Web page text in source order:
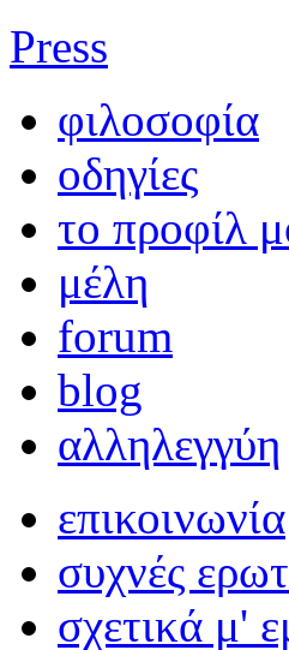
Press
φιλοσοφία
οδηγίες
το προφίλ
μέλη
forum
blog
αλληλεγγύη
επικοινωνία
συχνές
σχετικά μ'